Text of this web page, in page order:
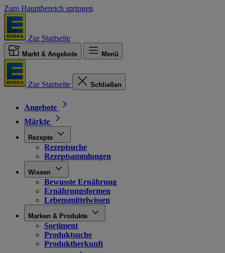
Zum Hauptbereich springen
Zur Startseite
Markt & Angebote Menü
Zur Startseite Schließen
Angebote
Märkte
Rezepte
Rezeptsuche
Rezeptsammlungen
Wissen
Bewusste Ernährung
Ernährungsformen
Lebensmittelwissen
Marken & Produkte
Sortiment
Produktsuche
Produktherkunft